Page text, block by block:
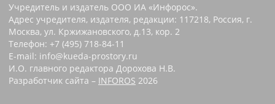
Учредитель и издатель ООО ИА «Инфорос».
Адрес учредителя, издателя, редакции: 117218, Россия, г.
Москва, ул. Кржижановского, д.13, кор. 2
Телефон: +7 (495) 718-84-11
E-mail: info@kueda-prostory.ru
И.О. главного редактора Дорохова Н.В.
Разработчик сайта – INFOROS 2026